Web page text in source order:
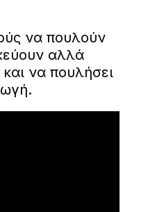
να πουλούν
αλλά
να πουλήσει